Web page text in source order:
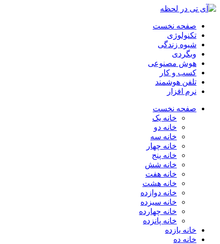
صفحه نخست
تکنولوژی
شیوه زندگی
وبگردی
هوش مصنوعی
کسب و کار
تلفن هوشمند
نرم افزار
صفحه نخست
خانه یک
خانه دو
خانه سه
خانه چهار
خانه پنج
خانه شش
خانه هفت
خانه هشت
خانه دوازده
خانه سیزده
خانه چهارده
خانه پانزده
خانه یازده
خانه ده